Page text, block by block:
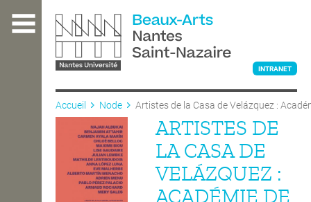
contenu
ENSEIGNEMENT
INTRANET
Accueil Node Artistes de la Casa de Velázquez :
ARTISTES DE
LA CASA DE
VELÁZQUEZ :
ACADÉMIE DE